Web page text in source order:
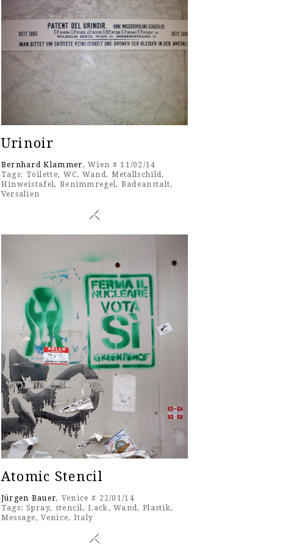
Urinoir
Bernhard Klammer, Wien # 11/02/14
Tags: Toilette, WC, Wand, Metallschild,
Hinweistafel, Benimmregel, Badeanstalt,
Versalien
Atomic Stencil
Jürgen Bauer, Venice # 22/01/14
Tags: Spray, stencil,Lack,Wand, Plastik,
Message,Venice, Italy